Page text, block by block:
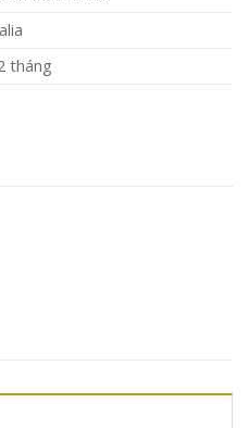
tháng
Brewing Profile 2 Groups -